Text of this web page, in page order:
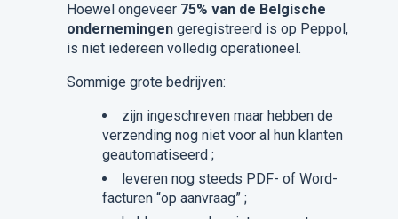
Hoewel ongeveer 75% van de Belgische
ondernemingengeregistreerd is op Peppol,
is niet iedereen volledig operationeel.
Sommige grote bedrijven:
zijn ingeschreven maar hebben de
verzending nog niet voor al hun klanten
geautomatiseerd ;
leveren nog steeds PDF- of Word-
facturen “op aanvraag” ;